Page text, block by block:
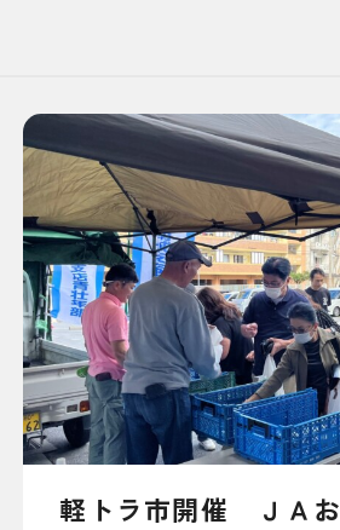
軽トラ市開催 ＪＡ